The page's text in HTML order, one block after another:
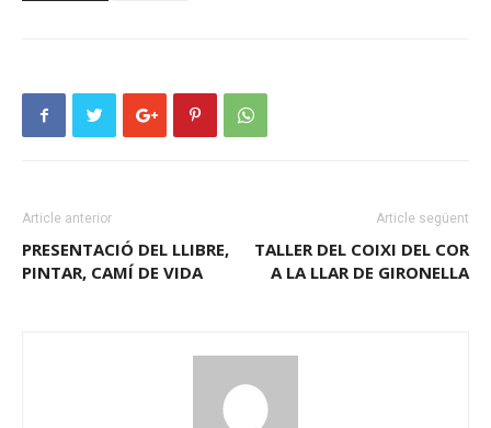
Article anterior
PRESENTACIÓ DEL LLIBRE,
PINTAR, CAMÍ DE VIDA
Article següent
TALLER DEL COIXI DEL COR
A LA LLAR DE GIRONELLA